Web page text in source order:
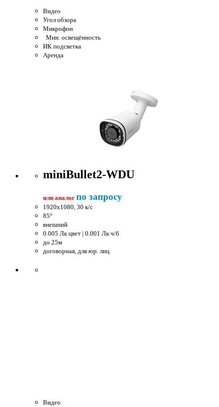
Видео
Угол обзора
Микрофон
Мин. освещённость
ИК подсветка
Аренда
miniBullet2-WDU
или аналог по запросу
1920x1080, 30 к/c
85°
внешний
0.005 Лк цвет | 0.001 Лк ч/б
до 25м
договорная, для юр. лиц
Видео